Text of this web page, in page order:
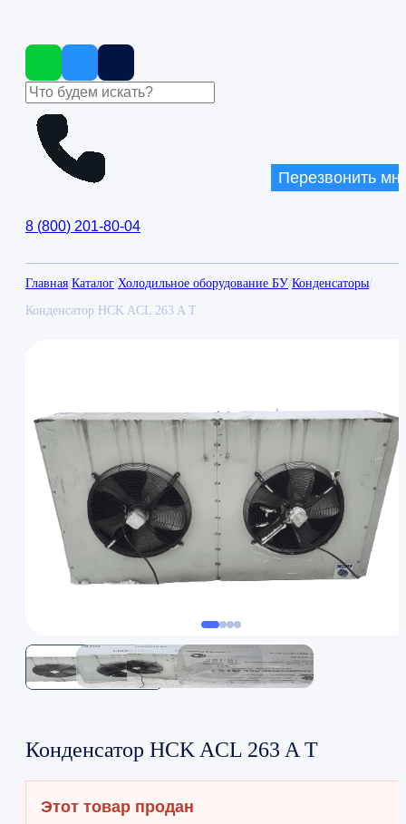
8 (800) 201-80-04
Перезвонить
Главная/Каталог/Холодильное оборудование БУ/Конденсаторы/
Конденсатор HCK ACL 263 A T
Конденсатор HCK ACL 263 A T
Этот товар продан